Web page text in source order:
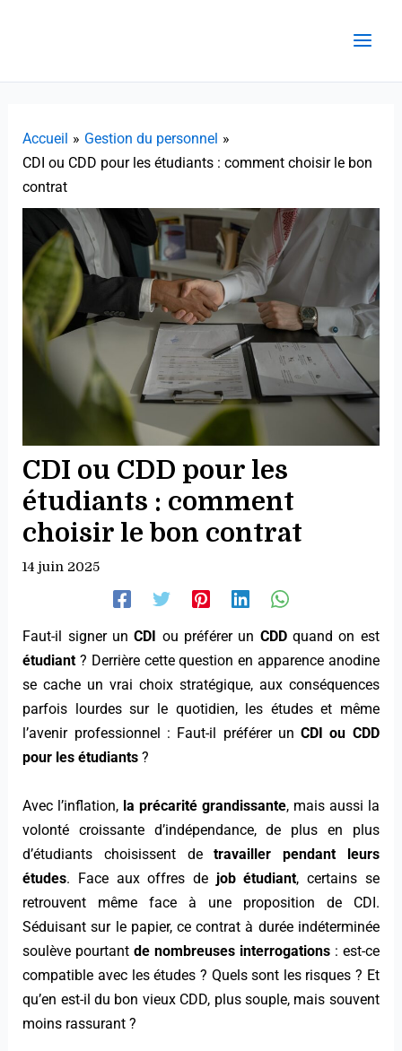
Accueil
Gestion du personnel
CDI ou CDD pour les étudiants : comment choisir le bon
contrat
CDI ou CDD pour les
étudiants : comment
choisir le bon contrat
14 juin 2025
Faut-il signer unCDI ou préférer un CDDquand on est
étudiant? Derrière cette question en apparence anodine
se cache un vrai choix stratégique, aux conséquences
parfois lourdes sur le quotidien, les études et même
l’avenir professionnel : Faut-il préférer unCDI ou CDD
pour les étudiants ?
Avec l’inflation, la précarité grandissante, mais aussi la
volonté croissante d’indépendance, de plus en plus
d’étudiants choisissent detravailler pendant leurs
études. Face aux offres de job étudiant, certains se
retrouvent même face à une proposition de CDI.
Séduisant sur le papier, ce contrat à durée indéterminée
soulève pourtantde nombreuses interrogations: est-ce
compatible avec les études ? Quels sont les risques ? Et
qu’en est-il du bon vieux CDD, plus souple, mais souvent
moins rassurant ?